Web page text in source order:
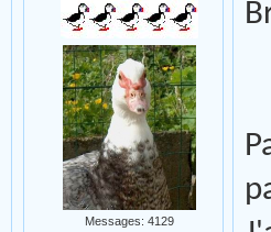
Messages: 4129